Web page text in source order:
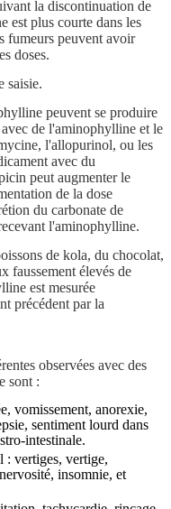
la discontinuation de
est plus courte dans les
fumeurs peuvent avoir
doses.
saisie.
peuvent se produire
de l'aminophylline et le
l'allopurinol, ou les
avec du
peut augmenter le
de la dose
du carbonate de
l'aminophylline.
de kola, du chocolat,
faussement élevés de
est mesurée
précédent par la
observées avec des
sont :
vomissement, anorexie,
sentiment lourd dans
intestinale.
: vertiges, vertige,
insomnie, et